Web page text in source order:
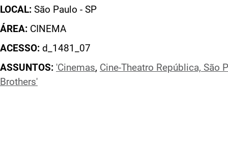
LOCAL: São Paulo - SP
ÁREA: CINEMA
ACESSO: d_1481_07
ASSUNTOS: 'Cinemas, Cine-Theatro República, São
Brothers'